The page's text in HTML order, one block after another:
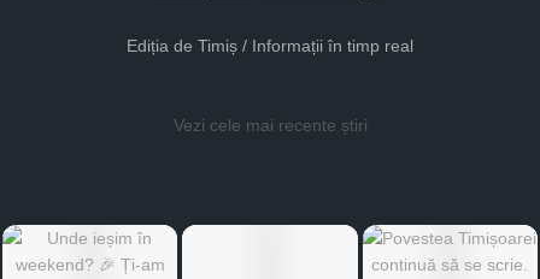
Ediția de Timiș / Informații în timp real
Vezi cele mai recente știri